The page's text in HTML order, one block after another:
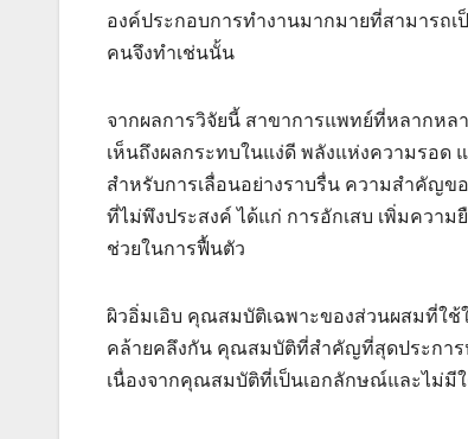
องค์ประกอบการทำงานมากมายที่สามารถเ
คนจึงทำเช่นนั้น
จากผลการวิจัยนี้ สาขาการแพทย์ที่หลากหลา
เห็นถึงผลกระทบในแง่ดี พลังแห่งความรอด
สำหรับการเลื่อนอย่างราบรื่น ความสำคัญข
ที่ไม่พึงประสงค์ ได้แก่ การอักเสบ เพิ่มควา
ช่วยในการฟื้นตัว
ผิวอิ่มเอิบ คุณสมบัติเฉพาะของส่วนผสมที่ใช้
คล้ายคลึงกัน คุณสมบัติที่สำคัญที่สุดประกา
เนื่องจากคุณสมบัติที่เป็นเอกลักษณ์และไม่มีใ